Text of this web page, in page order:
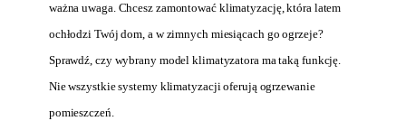
ważna uwaga. Chcesz zamontować klimatyzację, która latem
ochłodzi Twój dom, a w zimnych miesiącach go ogrzeje?
Sprawdź, czy wybrany model klimatyzatora ma taką funkcję.
Nie wszystkie systemy klimatyzacji oferują ogrzewanie
pomieszczeń.